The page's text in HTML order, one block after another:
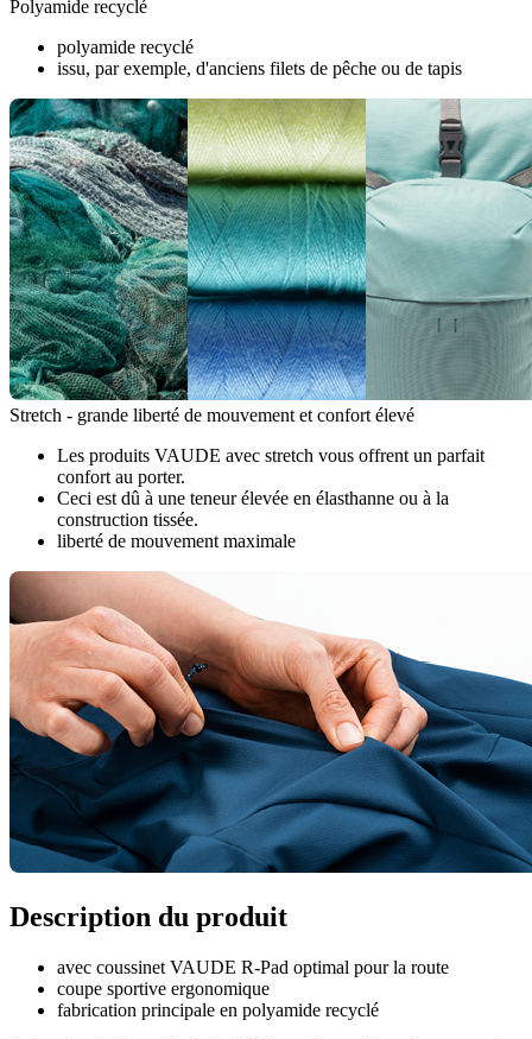
Polyamide recyclé
polyamide recyclé
issu, par exemple, d'anciens filets de pêche ou de tapis
Stretch - grande liberté de mouvement et confort élevé
Les produits VAUDE avec stretch vous offrent un parfait
confort au porter.
Ceci est dû à une teneur élevée en élasthanne ou à la
construction tissée.
liberté de mouvement maximale
Description du produit
avec coussinet VAUDE R-Pad optimal pour la route
coupe sportive ergonomique
fabrication principale en polyamide recyclé